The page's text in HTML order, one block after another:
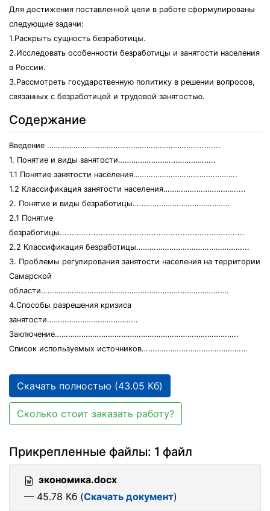
Для достижения поставленной цели в работе сформулированы
следующие задачи:
1.Раскрыть сущность безработицы.
2.Исследовать особенности безработицы и занятости населения
в России.
3.Рассмотреть государственную политику в решении вопросов,
связанных с безработицей и трудовой занятостью.
Содержание
Введение ……………………………………………………………...…...
1. Понятие и виды занятости……………………………………..
1.1 Понятие занятости населения……………………………….……….
1.2 Классификация занятости населения……………………………....
2. Понятие и виды безработицы……………………………………..
2.1 Понятие
безработицы..................................................................…........
2.2 Классификация безработицы…………………………………………...
3. Проблемы регулирования занятости населения на территории
Самарской
области………………………………………………………………………….
4.Способы разрешения кризиса
занятости…………………………………..
Заключение………………………………………………………………………..
Список используемых источников…………………………………………
Скачать полностью (43.05 Кб)
Сколько стоит заказать работу?
Прикрепленные файлы: 1 файл
экономика.docx
— 45.78 Кб (Скачать документ)